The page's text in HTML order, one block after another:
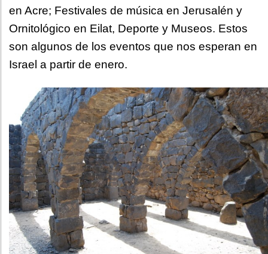
en Acre; Festivales de música en Jerusalén y
Ornitológico en Eilat, Deporte y Museos. Estos
son algunos de los eventos que nos esperan en
Israel a partir de enero.